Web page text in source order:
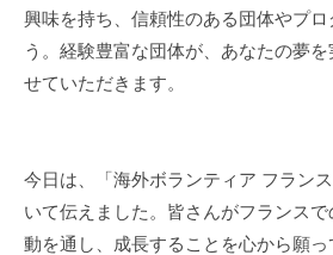
興味を持ち、信頼性のある団体やプロ
う。経験豊富な団体が、あなたの夢
せていただきます。
今日は、「海外ボランティア フラン
いて伝えました。皆さんがフランス
動を通し、成長することを心から願っ